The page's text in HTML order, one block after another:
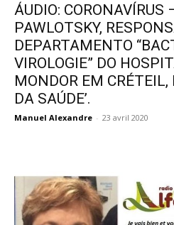
ÁUDIO:
PAWLOTSKY,
DEPARTAMENTO
VIROLOGIE” DO
MONDOR EM CRÉTEIL,
DA SAÚDE’.
Manuel Alexandre - 23 avril 2020